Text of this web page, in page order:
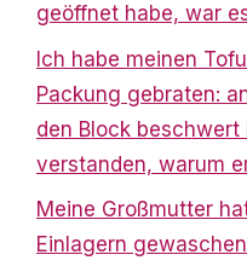
geöffnet habe, war
Ich habe meinen
Packung gebraten:
den Block beschwert
verstanden, warum
Meine Großmutter
Einlagern